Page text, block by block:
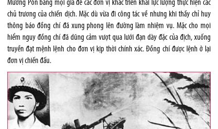
Mường Pồn bằng mọi giá để các đơn vị khác triển khai lực lượng thực hiện các
chủ trương của chiến dịch. Mặc dù vừa đi công tác về nhưng khi thấy chỉ huy
thông báo đồng chí đã xung phong lên đường làm nhiệm vụ. Mặc cho mọi
hiểm nguy đồng chí đã dũng cảm vượt qua lưới đạn dày đặc của địch, xuống
truyền đạt mệnh lệnh cho đơn vị kịp thời chính xác. Đồng chí được lệnh ở lại
đơn vị chiến đấu.